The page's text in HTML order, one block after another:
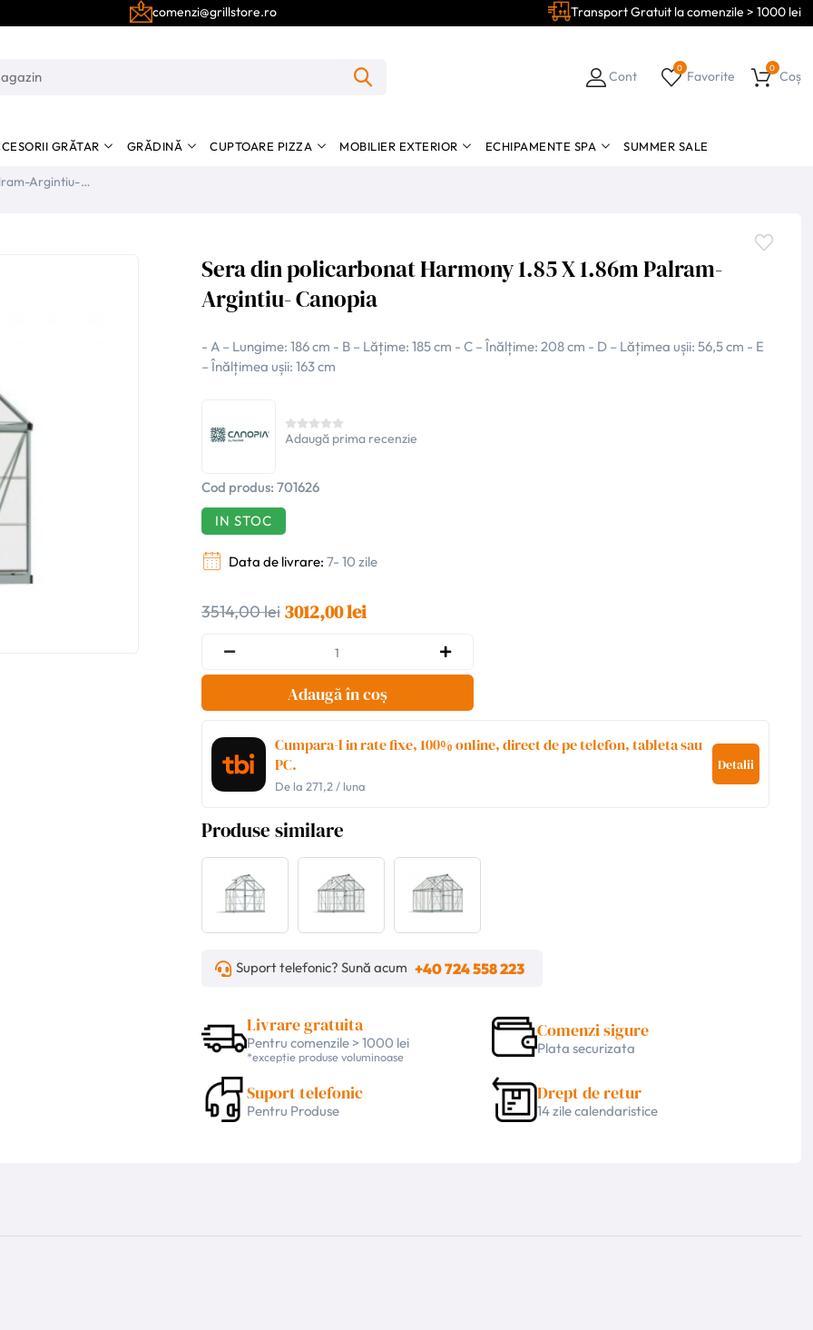
comenzi@grillstore.ro Transport Gratuit la comenzile > 1000 lei
Cont Favorite
0
Coș
0
GRĂTAR GRĂDINĂ CUPTOARE PIZZA MOBILIER EXTERIOR ECHIPAMENTE SPA SUMMER SALE
Sera din policarbonat Harmony 1.85 X 1.86m Palram-
Argintiu- Canopia
- A – Lungime: 186 cm - B – Lățime: 185 cm - C – Înălțime: 208 cm - D – Lățimea ușii: 56,5 cm - E
– Înălțimea ușii: 163 cm
Adaugă prima recenzie
Cod produs: 701626
IN STOC
Data de livrare: 7- 10 zile
3514,00 lei 3012,00 lei
Adaugă în coș
Cumpara-l in rate fixe, 100% online, direct de pe telefon, tableta sau
PC.
De la 271,2/ luna
Detalii
Produse similare
Suport telefonic? Sună acum +40 724 558 223
Livrare gratuita
Pentru comenzile > 1000 lei
*excepție produse voluminoase
Comenzi sigure
Plata securizata
Suport telefonic
Pentru Produse
Drept de retur
14 zile calendaristice